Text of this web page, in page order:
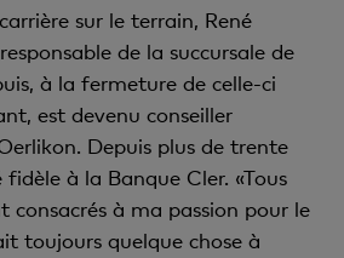
sur le terrain, René
de la succursale de
à la fermeture de celle-ci
est devenu conseiller
Depuis plus de trente
fidèle à la Banque Cler. «Tous
consacrés à ma passion pour le
toujours quelque chose à